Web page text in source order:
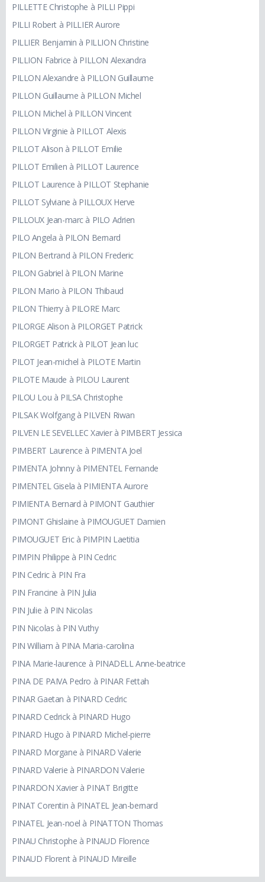
PILLETTE Christophe à PILLI Pippi
PILLI Robert à PILLIER Aurore
PILLIER Benjamin à PILLION Christine
PILLION Fabrice à PILLON Alexandra
PILLON Alexandre à PILLON Guillaume
PILLON Guillaume à PILLON Michel
PILLON Michel à PILLON Vincent
PILLON Virginie à PILLOT Alexis
PILLOT Alison à PILLOT Emilie
PILLOT Emilien à PILLOT Laurence
PILLOT Laurence à PILLOT Stephanie
PILLOT Sylviane à PILLOUX Herve
PILLOUX Jean-marc à PILO Adrien
PILO Angela à PILON Bernard
PILON Bertrand à PILON Frederic
PILON Gabriel à PILON Marine
PILON Mario à PILON Thibaud
PILON Thierry à PILORE Marc
PILORGE Alison à PILORGET Patrick
PILORGET Patrick à PILOT Jean luc
PILOT Jean-michel à PILOTE Martin
PILOTE Maude à PILOU Laurent
PILOU Lou à PILSA Christophe
PILSAK Wolfgang à PILVEN Riwan
PILVEN LE SEVELLEC Xavier à PIMBERT Jessica
PIMBERT Laurence à PIMENTA Joel
PIMENTA Johnny à PIMENTEL Fernande
PIMENTEL Gisela à PIMIENTA Aurore
PIMIENTA Bernard à PIMONT Gauthier
PIMONT Ghislaine à PIMOUGUET Damien
PIMOUGUET Eric à PIMPIN Laetitia
PIMPIN Philippe à PIN Cedric
PIN Cedric à PIN Fra
PIN Francine à PIN Julia
PIN Julie à PIN Nicolas
PIN Nicolas à PIN Vuthy
PIN William à PINA Maria-carolina
PINA Marie-laurence à PINADELL Anne-beatrice
PINA DE PAIVA Pedro à PINAR Fettah
PINAR Gaetan à PINARD Cedric
PINARD Cedrick à PINARD Hugo
PINARD Hugo à PINARD Michel-pierre
PINARD Morgane à PINARD Valerie
PINARD Valerie à PINARDON Valerie
PINARDON Xavier à PINAT Brigitte
PINAT Corentin à PINATEL Jean-bernard
PINATEL Jean-noel à PINATTON Thomas
PINAU Christophe à PINAUD Florence
PINAUD Florent à PINAUD Mireille